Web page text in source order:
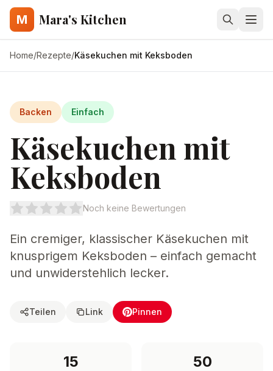
M Mara's Kitchen
Home/Rezepte/Käsekuchen mit Keksboden
Backen Einfach
Käsekuchen mit
Keksboden
Noch keine Bewertungen
Ein cremiger, klassischer Käsekuchen mit
knusprigem Keksboden – einfach gemacht
und unwiderstehlich lecker.
Teilen Link Pinnen
15 50